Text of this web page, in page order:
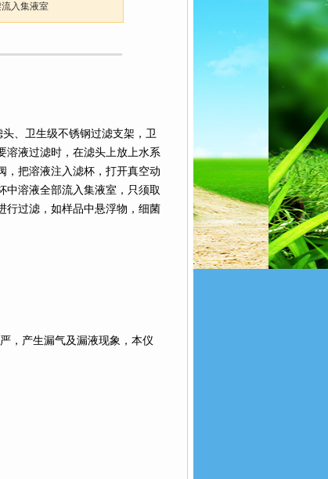
入集液室
、卫生级不锈钢过滤支架，卫
溶液过滤时，在滤头上放上水系
，把溶液注入滤杯，打开真空动
中溶液全部流入集液室，只须取
行过滤，如样品中悬浮物，细菌
，产生漏气及漏液现象，本仪